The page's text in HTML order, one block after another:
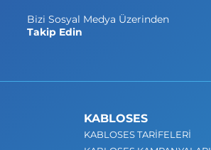
Bizi Sosyal Medya Üzerinden
Takip Edin
KABLOSES
KABLOSES TARİFELERİ